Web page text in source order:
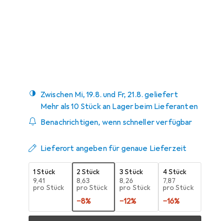
Zwischen Mi, 19.8. und Fr, 21.8. geliefert
Mehr als 10 Stück an Lager beim Lieferanten
Benachrichtigen, wenn schneller verfügbar
Lieferort angeben für genaue Lieferzeit
1 Stück
EUR
9,41
pro Stück
2 Stück
EUR
8,63
pro Stück
−8%
3 Stück
EUR
8,26
pro Stück
−12%
4 Stück
EUR
7,87
pro Stück
−16%